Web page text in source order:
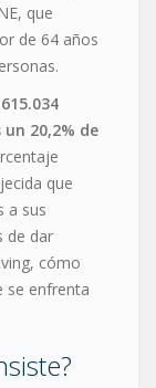
que
de 64 años
20,2% de
que
a sus
de dar
cómo
se enfrenta